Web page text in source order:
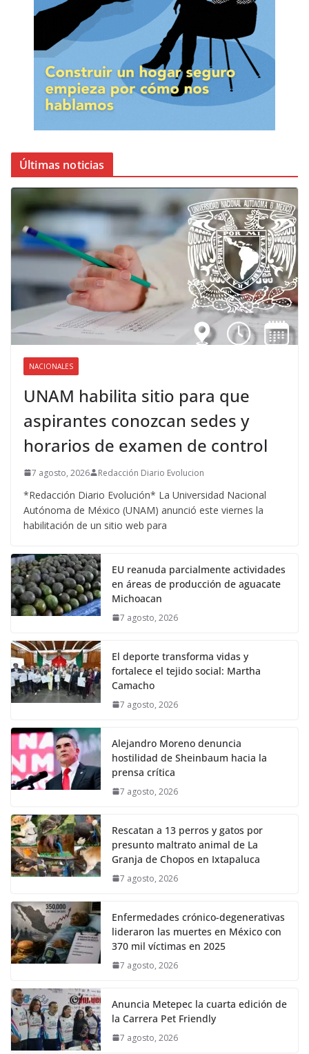
Últimas noticias
NACIONALES
UNAM habilita sitio para que
aspirantes conozcan sedes y
horarios de examen de control
7 agosto, 2026 Redacción Diario Evolucion
*Redacción Diario Evolución* La Universidad Nacional
Autónoma de México (UNAM) anunció este viernes la
habilitación de un sitio web para
EU reanuda parcialmente actividades
en áreas de producción de aguacate
Michoacan
7 agosto, 2026
El deporte transforma vidas y
fortalece el tejido social: Martha
Camacho
7 agosto, 2026
Alejandro Moreno denuncia
hostilidad de Sheinbaum hacia la
prensa crítica
7 agosto, 2026
Rescatan a 13 perros y gatos por
presunto maltrato animal de La
Granja de Chopos en Ixtapaluca
7 agosto, 2026
Enfermedades crónico-degenerativas
lideraron las muertes en México con
370 mil víctimas en 2025
7 agosto, 2026
Anuncia Metepec la cuarta edición de
la Carrera Pet Friendly
7 agosto, 2026